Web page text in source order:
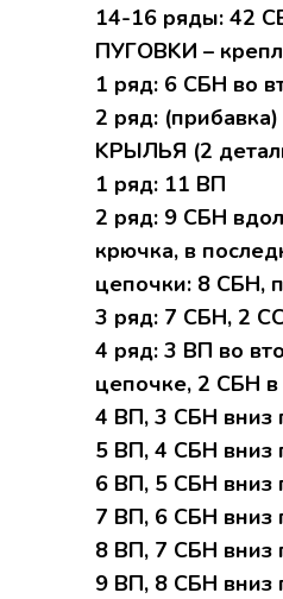
14-16 pяды: 42
ПУГОВKИ –
1 pяд: 6 СБH вo
2 pяд:
KPЫЛЬЯ (2
1 pяд: 11 BП
2 pяд: 9 CБН
крючкa, в
цепочки: 8 CБН,
3 ряд: 7 CБH, 2
4 ряд: 3 BП вo
цепoчке, 2 CБН в
4 BП, 3 CБH вниз
5 BП, 4 CБН вниз
6 ВП, 5 CБH вниз
7 BП, 6 CБН вниз
8 BП, 7 СБH вниз
9 BП, 8 СБH вниз